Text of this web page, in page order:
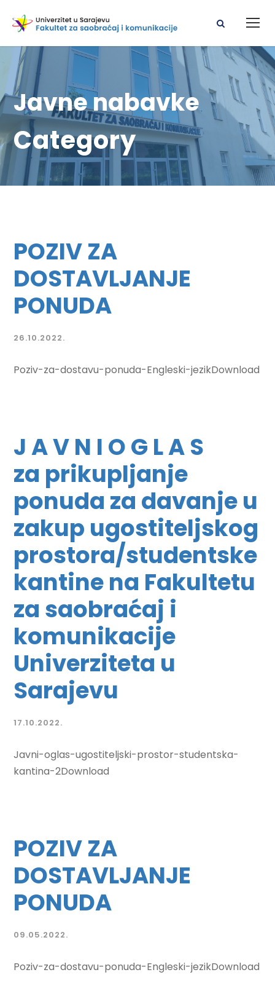
Javne nabavke
Category
POZIV ZA
DOSTAVLJANJE
PONUDA
26.10.2022.
Poziv-za-dostavu-ponuda-Engleski-jezikDownload
J A V N I O G L A S
za prikupljanje
ponuda za davanje u
zakup ugostiteljskog
prostora/studentske
kantine na Fakultetu
za saobraćaj i
komunikacije
Univerziteta u
Sarajevu
17.10.2022.
Javni-oglas-ugostiteljski-prostor-studentska-
kantina-2Download
POZIV ZA
DOSTAVLJANJE
PONUDA
09.05.2022.
Poziv-za-dostavu-ponuda-Engleski-jezikDownload